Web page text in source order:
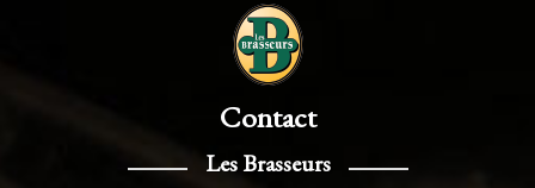
Contact
Les Brasseurs